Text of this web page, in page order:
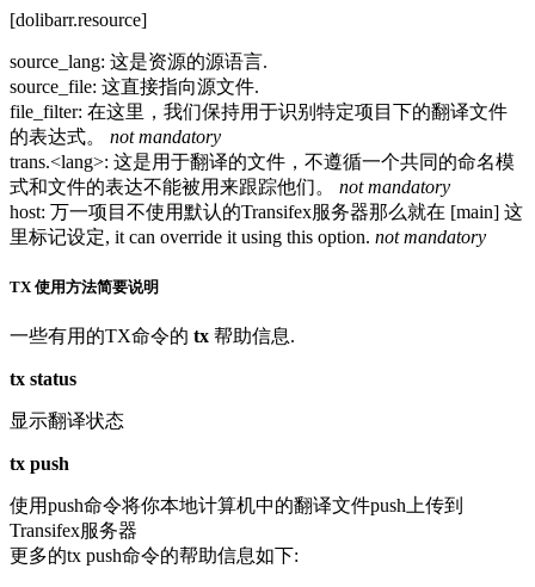
[dolibarr.resource]
source_lang: 这是资源的源语言.
source_file: 这直接指向源文件.
file_filter: 在这里，我们保持用于识别特定项目下的翻译文件
的表达式。 not mandatory
trans.<lang>: 这是用于翻译的文件，不遵循一个共同的命名模
式和文件的表达不能被用来跟踪他们。 not mandatory
host: 万一项目不使用默认的Transifex服务器那么就在 [main] 这
里标记设定, it can override it using this option. not mandatory
TX 使用方法简要说明
一些有用的TX命令的 tx 帮助信息.
tx status
显示翻译状态
tx push
使用push命令将你本地计算机中的翻译文件push上传到
Transifex服务器
更多的tx push命令的帮助信息如下: